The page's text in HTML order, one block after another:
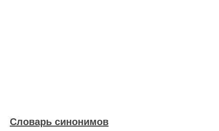
Словарь синонимов